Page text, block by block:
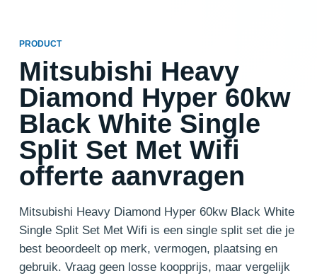
PRODUCT
Mitsubishi Heavy
Diamond Hyper 60kw
Black White Single
Split Set Met Wifi
offerte aanvragen
Mitsubishi Heavy Diamond Hyper 60kw Black White
Single Split Set Met Wifi is een single split set die je
best beoordeelt op merk, vermogen, plaatsing en
gebruik. Vraag geen losse koopprijs, maar vergelijk